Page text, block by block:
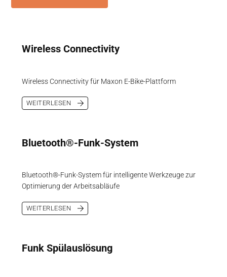
Wireless Connectivity
Wireless Connectivity für Maxon E-Bike-Plattform
WEITERLESEN
Bluetooth®-Funk-System
Bluetooth®-Funk-System für intelligente Werkzeuge zur
Optimierung der Arbeitsabläufe
WEITERLESEN
Funk Spülauslösung